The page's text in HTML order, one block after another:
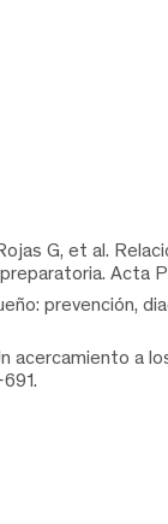
G, et al.
Acta
prevención,
acercamiento a